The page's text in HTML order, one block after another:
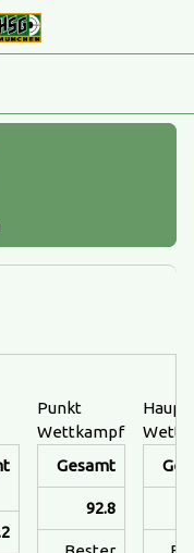
Punkt
Wettkampf
Gesamt
92.8
Haupt